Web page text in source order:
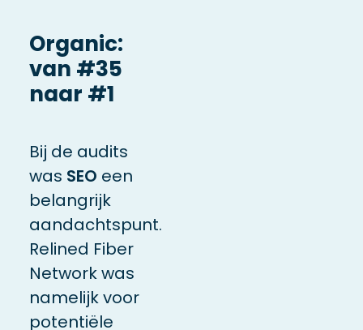
Organic:
van #35
naar #1
Bij de audits
was SEO een
belangrijk
aandachtspunt.
Relined Fiber
Network was
namelijk voor
potentiële